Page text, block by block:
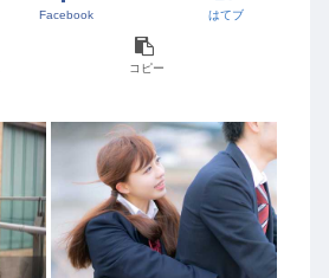
Facebook はてブ
コピー